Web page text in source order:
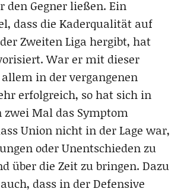
den Gegner ließen. Ein
dass die Kaderqualität auf
Zweiten Liga hergibt, hat
War er mit dieser
in der vergangenen
erfolgreich, so hat sich in
zwei Mal das Symptom
Union nicht in der Lage war,
oder Unentschieden zu
über die Zeit zu bringen. Dazu
dass in der Defensive